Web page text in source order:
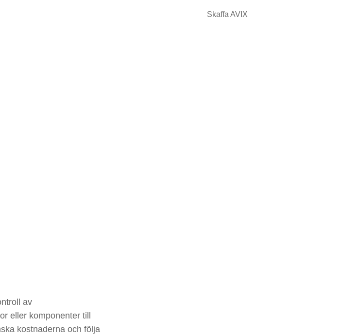
Skaffa AVIX
av
eller komponenter till
kostnaderna och följa